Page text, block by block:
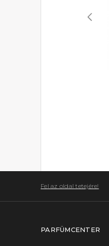
Fel az oldal tetejére!
PARFÜMCENTER